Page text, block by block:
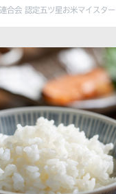
合会 認定五ツ星お米マイスター